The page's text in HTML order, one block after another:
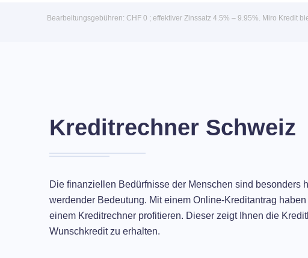
Bearbeitungsgebühren: CHF 0 ; effektiver Zinssatz 4.5% – 9.95%. Miro Kredit
Kreditrechner Schweiz
Die finanziellen Bedürfnisse der Menschen sind
werdender Bedeutung. Mit einem Online-Kreditantrag
einem Kreditrechner profitieren. Dieser zeigt Ihnen die
Wunschkredit zu erhalten.